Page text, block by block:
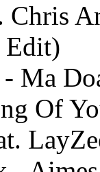
Chris
Ma
Of